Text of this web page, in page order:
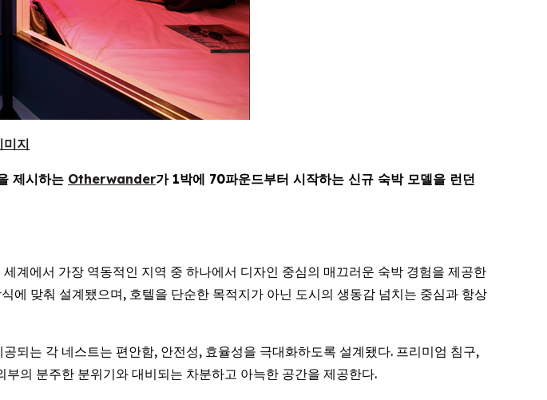
미지
제시하는 Otherwander가 1박에 70파운드부터 시작하는 신규 숙박 모델을 런던
에서 가장 역동적인 지역 중 하나에서 디자인 중심의 매끄러운 숙박 경험을 제공한
에 맞춰 설계됐으며, 호텔을 단순한 목적지가 아닌 도시의 생동감 넘치는 중심과 항상
되는 각 네스트는 편안함, 안전성, 효율성을 극대화하도록 설계됐다. 프리미엄 침구,
의 분주한 분위기와 대비되는 차분하고 아늑한 공간을 제공한다.